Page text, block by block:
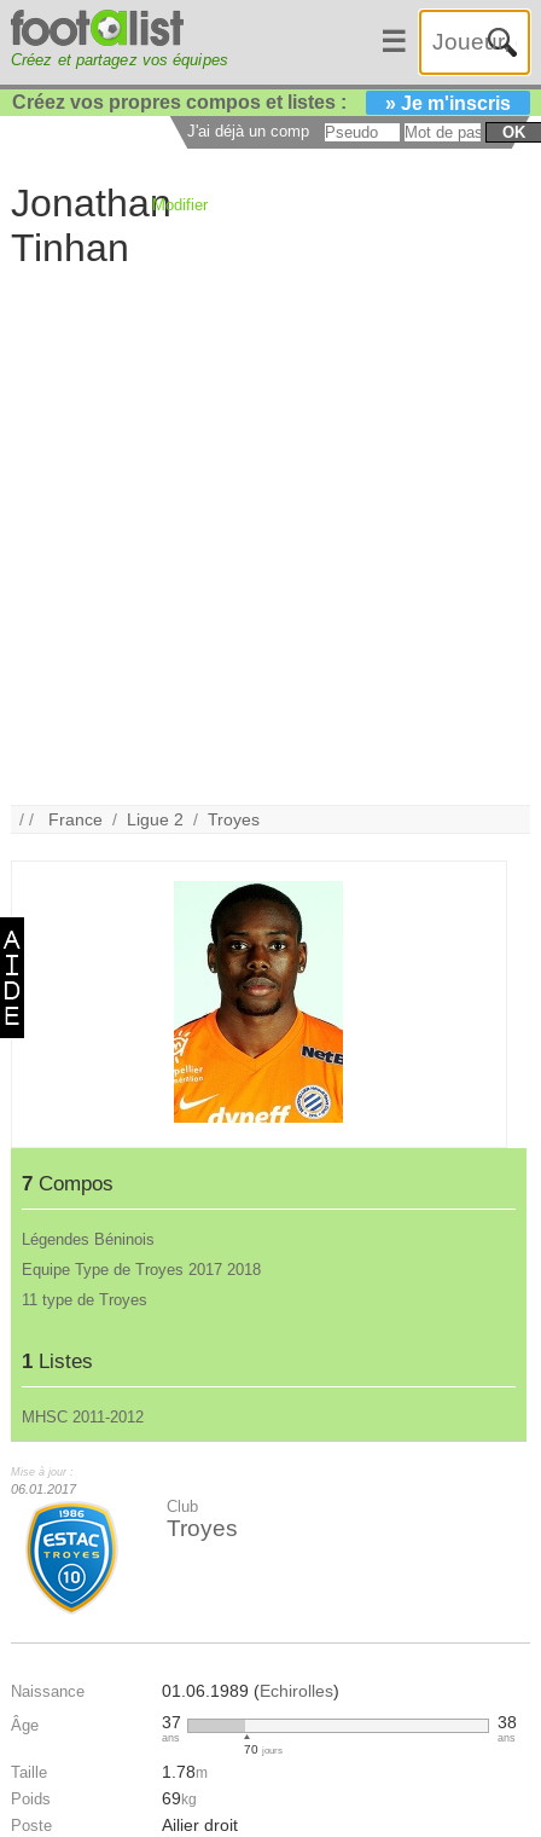
Créez et partagez vos équipes
☰
Créez vos propres compos et listes : » Je m'inscris
J'ai déjà un compte : OK
Jonathan
Tinhan
Modifier
/ / France / Ligue 2 /Troyes
7 Compos
Légendes Béninois
Equipe Type de Troyes 2017 2018
11 type de Troyes
1 Listes
MHSC 2011-2012
Mise à jour :
06.01.2017
Club
Troyes
Naissance 01.06.1989 (Echirolles)
Âge 37
ans
70 jours
38
ans
Taille 1.78m
Poids 69 kg
Poste Ailier droit